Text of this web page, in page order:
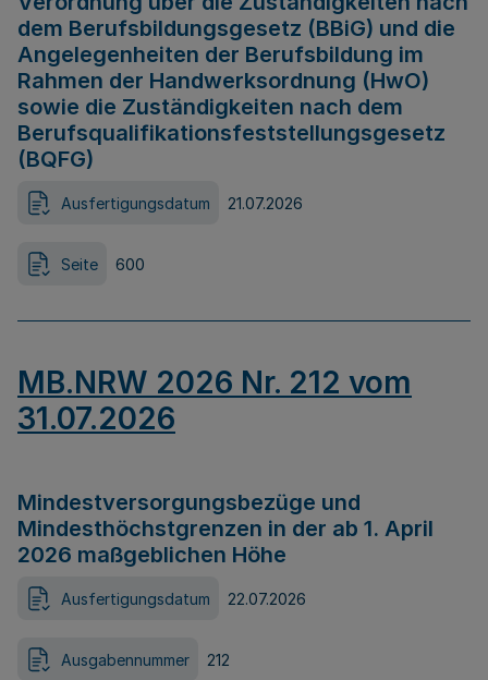
dem Berufsbildungsgesetz (BBiG) und die
Angelegenheiten der Berufsbildung im
Rahmen der Handwerksordnung (HwO)
sowie die Zuständigkeiten nach dem
Berufsqualifikationsfeststellungsgesetz
(BQFG)
Ausfertigungsdatum 21.07.2026
Seite 600
MB.NRW 2026 Nr. 212 vom
31.07.2026
Mindestversorgungsbezüge und
Mindesthöchstgrenzen in der ab 1. April
2026 maßgeblichen Höhe
Ausfertigungsdatum 22.07.2026
Ausgabennummer 212